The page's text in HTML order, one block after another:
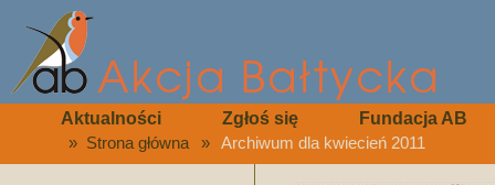
Aktualności Zgłoś się Fundacja AB
» Strona główna » Archiwum dla kwiecień 2011